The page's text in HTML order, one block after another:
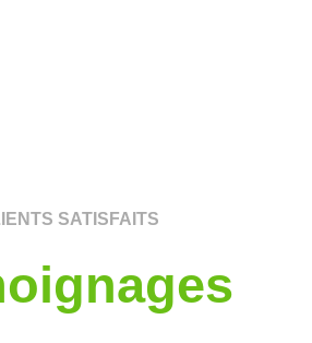
SATISFAITS